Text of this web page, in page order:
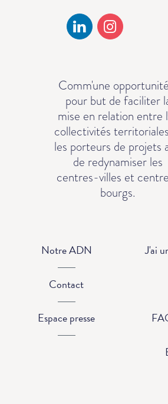
Comm'une
pour but de faciliter
mise en relation entre
collectivités
les porteurs de projets
de redynamiser les
centres-villes et
bourgs.
Notre ADN
Contact
Espace presse
J'ai